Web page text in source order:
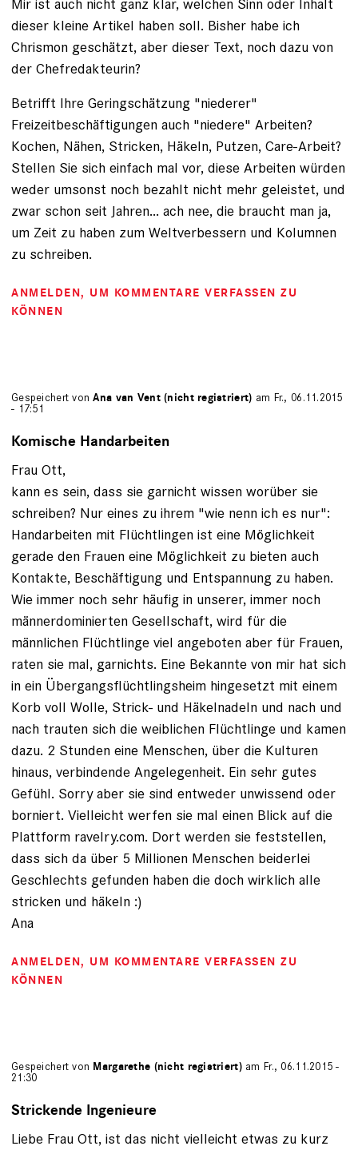
Mir ist auch nicht ganz klar, welchen Sinn oder Inhalt
dieser kleine Artikel haben soll. Bisher habe ich
Chrismon geschätzt, aber dieser Text, noch dazu von
der Chefredakteurin?
Betrifft Ihre Geringschätzung "niederer"
Freizeitbeschäftigungen auch "niedere" Arbeiten?
Kochen, Nähen, Stricken, Häkeln, Putzen, Care-Arbeit?
Stellen Sie sich einfach mal vor, diese Arbeiten würden
weder umsonst noch bezahlt nicht mehr geleistet, und
zwar schon seit Jahren... ach nee, die braucht man ja,
um Zeit zu haben zum Weltverbessern und Kolumnen
zu schreiben.
ANMELDEN, UM KOMMENTARE VERFASSEN ZU
KÖNNEN
Gespeichert vonAna van Vent (nicht registriert) am Fr., 06.11.2015
- 17:51
Komische Handarbeiten
Frau Ott,
kann es sein, dass sie garnicht wissen worüber sie
schreiben? Nur eines zu ihrem "wie nenn ich es nur":
Handarbeiten mit Flüchtlingen ist eine Möglichkeit
gerade den Frauen eine Möglichkeit zu bieten auch
Kontakte, Beschäftigung und Entspannung zu haben.
Wie immer noch sehr häufig in unserer, immer noch
männerdominierten Gesellschaft, wird für die
männlichen Flüchtlinge viel angeboten aber für Frauen,
raten sie mal, garnichts. Eine Bekannte von mir hat sich
in ein Übergangsflüchtlingsheim hingesetzt mit einem
Korb voll Wolle, Strick- und Häkelnadeln und nach und
nach trauten sich die weiblichen Flüchtlinge und kamen
dazu. 2 Stunden eine Menschen, über die Kulturen
hinaus, verbindende Angelegenheit. Ein sehr gutes
Gefühl. Sorry aber sie sind entweder unwissend oder
borniert. Vielleicht werfen sie mal einen Blick auf die
Plattform ravelry.com. Dort werden sie feststellen,
dass sich da über 5 Millionen Menschen beiderlei
Geschlechts gefunden haben die doch wirklich alle
stricken und häkeln :)
Ana
ANMELDEN, UM KOMMENTARE VERFASSEN ZU
KÖNNEN
Gespeichert von Margarethe (nicht registriert)am Fr., 06.11.2015 -
21:30
Strickende Ingenieure
Liebe Frau Ott, ist das nicht vielleicht etwas zu kurz